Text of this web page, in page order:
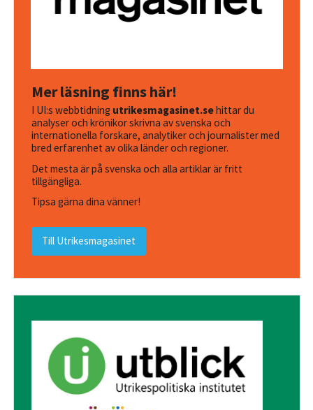
Mer läsning finns här!
I UI:s webbtidning utrikesmagasinet.sehittar du
analyser och krönikor skrivna av svenska och
internationella forskare, analytiker och journalister med
bred erfarenhet av olika länder och regioner.
Det mesta är på svenska och alla artiklar är fritt
tillgängliga.
Tipsa gärna dina vänner!
Till Utrikesmagasinet